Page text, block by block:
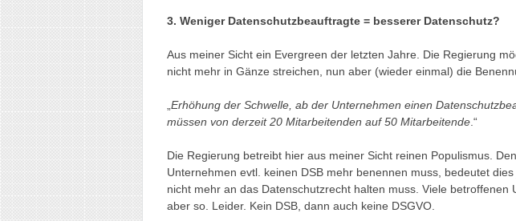
3. Weniger Datenschutzbeauftragte = besserer Datenschutz?
Aus meiner Sicht ein Evergreen der letzten Jahre. Die Regierung
nicht mehr in Gänze streichen, nun aber (wieder einmal) die
Erhöhung der Schwelle, ab der Unternehmen einen
müssen von derzeit 20 Mitarbeitenden auf 50 Mitarbeitende.“
Die Regierung betreibt hier aus meiner Sicht reinen Populismus.
Unternehmen evtl. keinen DSB mehr benennen muss, bedeutet
nicht mehr an das Datenschutzrecht halten muss. Viele betroffenen
aber so. Leider. Kein DSB, dann auch keine DSGVO.